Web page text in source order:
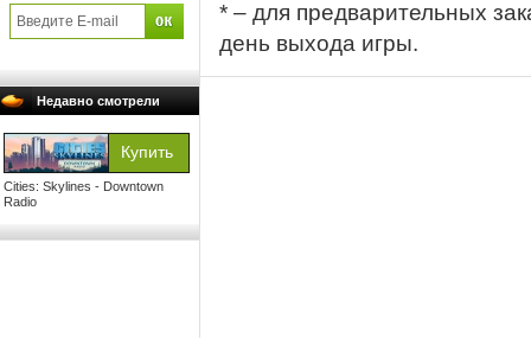
Недавно смотрели
Cities: Skylines - Downtown
Radio
* – для предварительных
день выхода игры.